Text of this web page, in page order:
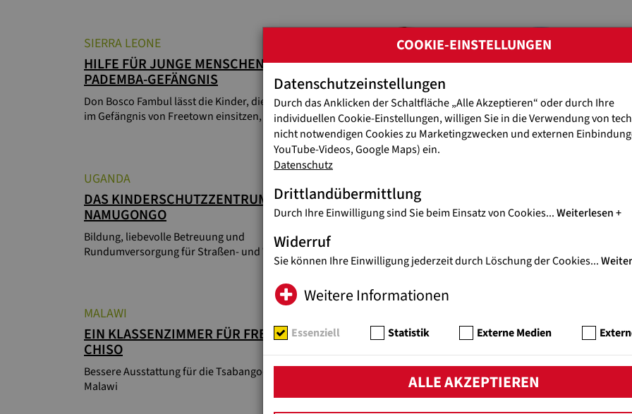
SIERRA LEONE
HILFE FÜR JUNGE MENSCHEN IM
PADEMBA-GEFÄNGNIS
Don Bosco Fambul lässt die Kinder, die oft unschuldig
im Gefängnis von Freetown einsitzen, nicht im Stich.
Das
UGANDA
DAS KINDERSCHUTZZENTRUM IN
NAMUGONGO
Bildung, liebevolle Betreuung und
Rundumversorgung für Straßen- und Waisenkinder.
MALAWI
EIN KLASSENZIMMER FÜR FREDAH UND
CHISO
Bessere Ausstattung für die Tsabango-Grundschule in
Malawi
COOKIE-EINSTELLUNGEN
Datenschutzeinstellungen
Durch das Anklicken der Schaltfläche „Alle Akzeptieren“ oder durch Ihre
individuellen Cookie-Einstellungen, willigen Sie in die Verwendung von
nicht notwendigen Cookies zu Marketingzwecken und externen
YouTube-Videos, Google Maps) ein.
Datenschutz
Drittlandübermittlung
Durch Ihre Einwilligung sind Sie beim Einsatz von Cookies...Weiterlesen
Widerruf
Sie können Ihre Einwilligung jederzeit durch Löschung der Cookies...
Weitere Informationen
Essenziell Statistik Externe Medien
ALLE AKZEPTIEREN